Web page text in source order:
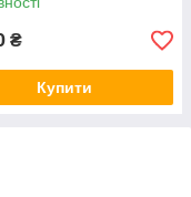
₴
Купити